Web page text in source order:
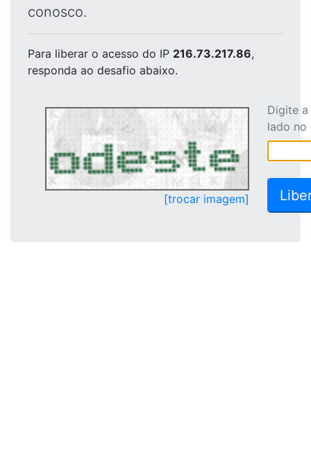
conosco.
Para liberar o acesso do IP 216.73.217.86,
responda ao desafio abaixo.
[trocar imagem]
Digite
lado no